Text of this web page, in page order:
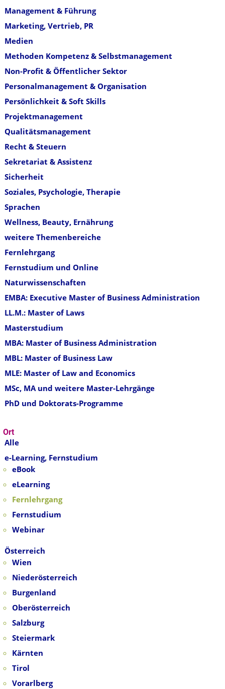
Management & Führung
Marketing, Vertrieb, PR
Medien
Methoden Kompetenz & Selbstmanagement
Non-Profit & Öffentlicher Sektor
Personalmanagement & Organisation
Persönlichkeit & Soft Skills
Projektmanagement
Qualitätsmanagement
Recht & Steuern
Sekretariat & Assistenz
Sicherheit
Soziales, Psychologie, Therapie
Sprachen
Wellness, Beauty, Ernährung
weitere Themenbereiche
Fernlehrgang
Fernstudium und Online
Naturwissenschaften
EMBA: Executive Master of Business Administration
LL.M.: Master of Laws
Masterstudium
MBA: Master of Business Administration
MBL: Master of Business Law
MLE: Master of Law and Economics
MSc, MA und weitere Master-Lehrgänge
PhD und Doktorats-Programme
Ort
Alle
e-Learning, Fernstudium
eBook
eLearning
Fernlehrgang
Fernstudium
Webinar
Österreich
Wien
Niederösterreich
Burgenland
Oberösterreich
Salzburg
Steiermark
Kärnten
Tirol
Vorarlberg